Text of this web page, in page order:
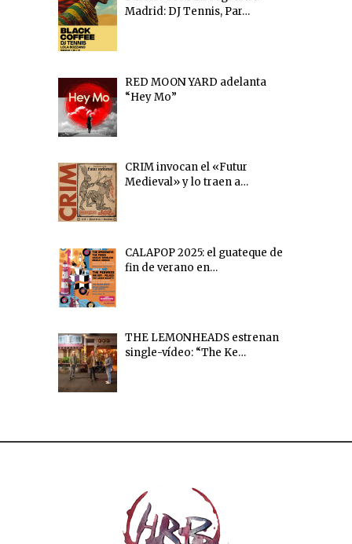
Madrid: DJ Tennis, Par…
RED MOON YARD adelanta
“Hey Mo”
CRIM invocan el «Futur
Medieval» y lo traen a…
CALAPOP 2025: el guateque de
fin de verano en…
THE LEMONHEADS estrenan
single-vídeo: “The Ke…